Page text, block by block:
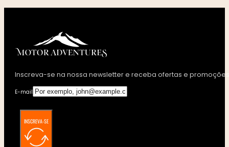
Inscreva-se na nossa newsletter e receba ofertas e
E-mail
INSCREVA-SE